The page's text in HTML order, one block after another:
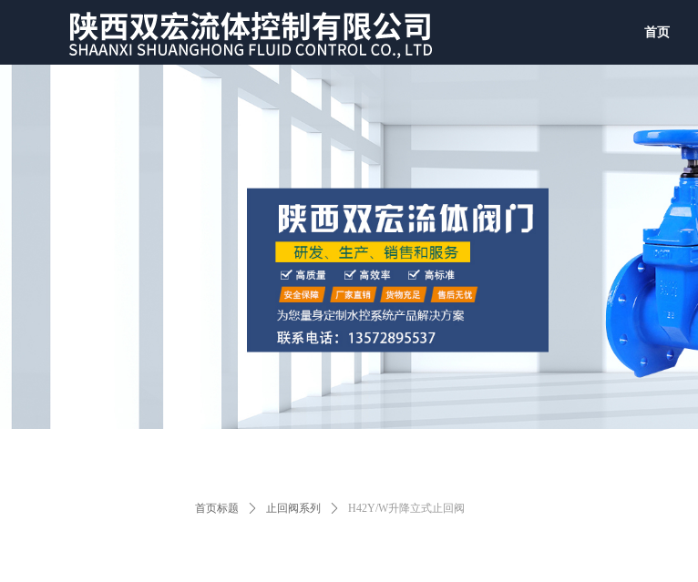
首页
首页标题 ꄲ 止回阀系列 ꄲ H42Y/W升降立式止回阀